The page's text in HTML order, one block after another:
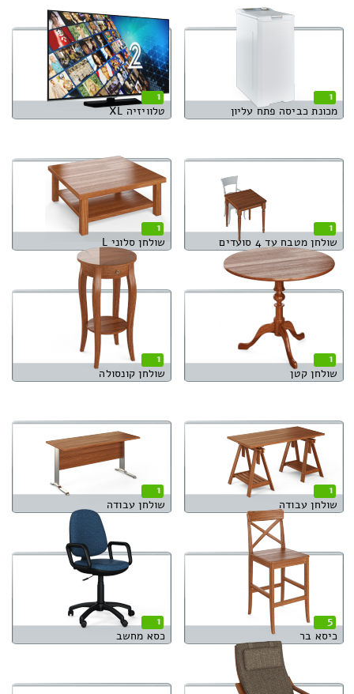
1
מכונת כביסה פתח עליון
1
טלוויזיה XL
1
שולחן מטבח עד 4 סועדים
1
שולחן סלוני L
1
שולחן קטן
1
שולחן קונסולה
1
שולחן עבודה
1
שולחן עבודה
5
כיסא בר
1
כסא מחשב